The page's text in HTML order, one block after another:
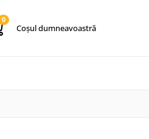
0
Coşul dumneavoastră